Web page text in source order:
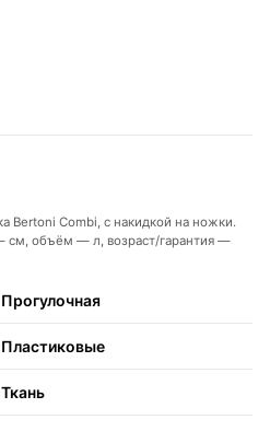
Bertoni Combi, с накидкой на ножки.
объём — л, возраст/гарантия —
Прогулочная
Пластиковые
Ткань